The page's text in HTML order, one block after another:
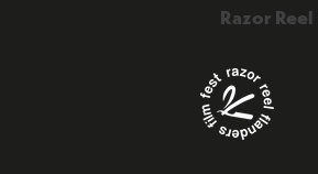
Razor Reel